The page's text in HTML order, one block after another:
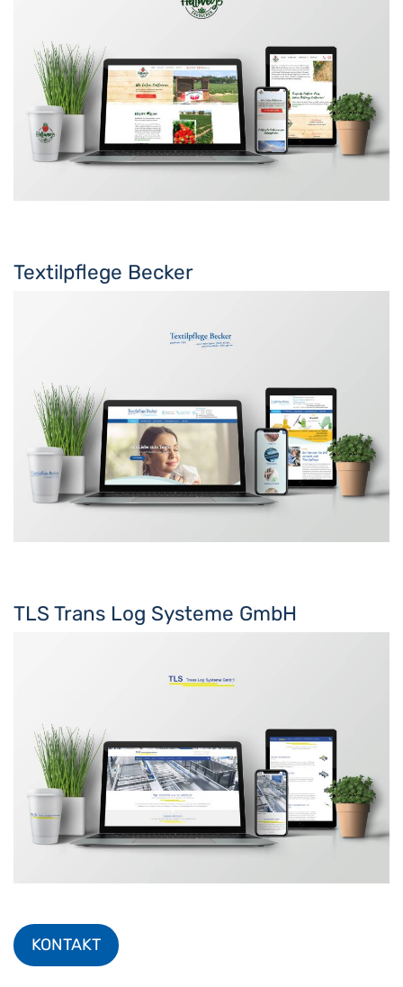
Textilpflege Becker
TLS Trans Log Systeme GmbH
KONTAKT